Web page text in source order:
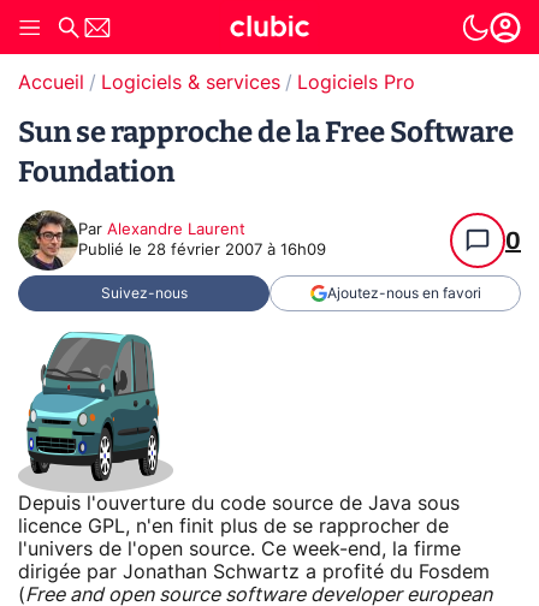
Accueil Logiciels & services Logiciels Pro
Sun se rapproche de la Free Software
Foundation
Par Alexandre Laurent
Publié le 28 février 2007 à 16h09 0
Suivez-nous Ajoutez-nous en favori
Depuis l'ouverture du code source de Java sous
licence GPL, n'en finit plus de se rapprocher de
l'univers de l'open source. Ce week-end, la firme
dirigée par Jonathan Schwartz a profité du Fosdem
(Free and open source software developer european